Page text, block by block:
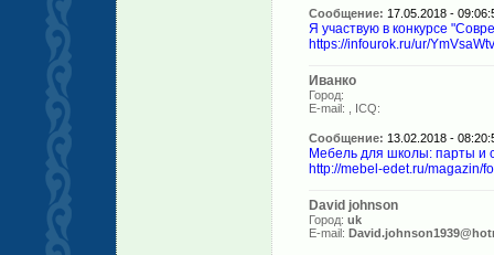
Сообщение: 17.05.2018 -
Я участвую в конкурсе
https://infourok.ru/ur/
Иванко
Город:
E-mail:
, ICQ:
Сообщение: 13.02.2018 -
Мебель для школы: парты и
http://mebel-edet.ru/magazin/
David johnson
Город: uk
E-mail: